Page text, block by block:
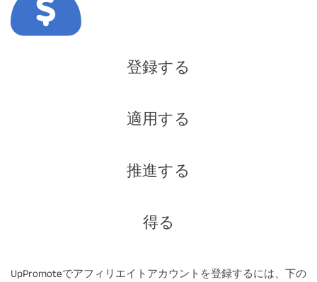
登録する
適用する
推進する
得る
UpPromoteでアフィリエイトアカウントを登録するには、下の